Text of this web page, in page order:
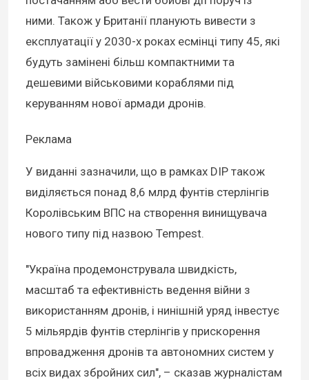
ними. Також у Британії планують вивести з
експлуатації у 2030-х роках есмінці типу 45, які
будуть замінені більш компактними та
дешевими військовими кораблями під
керуванням нової армади дронів.
Реклама
У виданні зазначили, що в рамках DIP також
виділяється понад 8,6 млрд фунтів стерлінгів
Королівським ВПС на створення винищувача
нового типу під назвою Tempest.
"Україна продемонструвала швидкість,
масштаб та ефективність ведення війни з
використанням дронів, і нинішній уряд інвестує
5 мільярдів фунтів стерлінгів у прискорення
впровадження дронів та автономних систем у
всіх видах збройних сил", – сказав журналістам